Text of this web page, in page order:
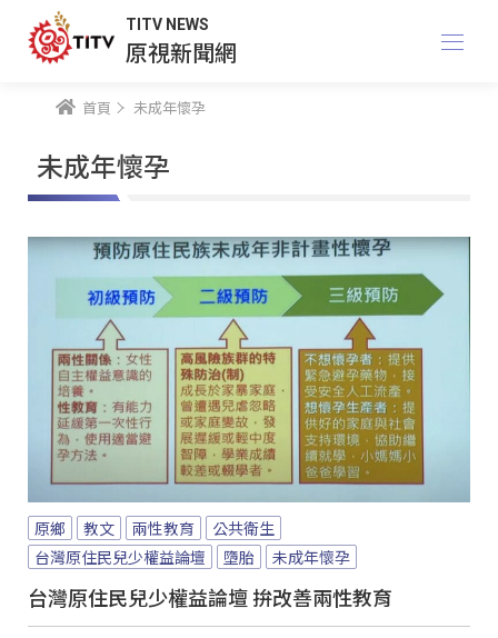
TITV NEWS
原視新聞網
首頁 未成年懷孕
未成年懷孕
原鄉 教文 兩性教育
公共衛生
台灣原住民兒少權益論壇
墮胎 未成年懷孕
台灣原住民兒少權益論壇 拚改善兩性教育